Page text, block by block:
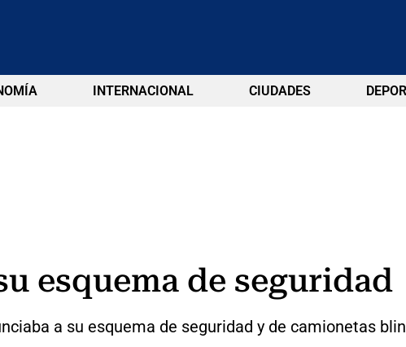
INTERNACIONAL CIUDADES
esquema de seguridad
a su esquema de seguridad y de camionetas